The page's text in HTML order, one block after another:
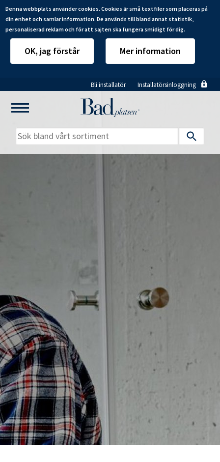
Denna webbplats använder cookies. Cookies är små textfiler som placeras på
din enhet och samlar information. De används till bland annat statistik,
personaliserad reklam och för att sajten ska fungera smidigt för dig.
OK, jag förstår Mer information
till
huvudinnehåll
Bli installatör Installatörsinloggning
Våra varumärken